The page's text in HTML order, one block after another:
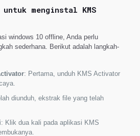
untuk menginstal KMS
windows 10 offline, Anda perlu
sederhana. Berikut adalah langkah-
: Pertama, unduh KMS Activator
diunduh, ekstrak file yang telah
: Klik dua kali pada aplikasi KMS